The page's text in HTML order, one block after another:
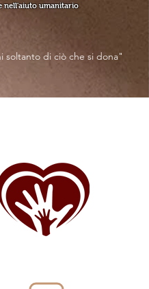
soltanto di ciò che si dona"
nell'aiuto umanitario